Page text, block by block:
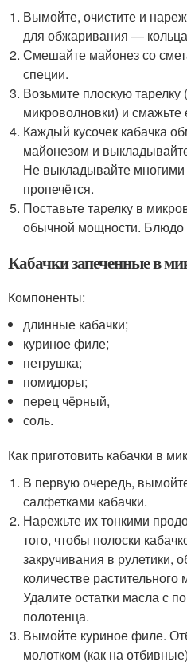
Вымойте, очистите и
для обжаривания —
Смешайте майонез со
специи.
Возьмите плоскую тарелку
микроволновки) и
Каждый кусочек кабачка
майонезом и
Не выкладывайте многими
пропечётся.
Поставьте тарелку в
обычной мощности. Блюдо
Кабачки запеченные в
Компоненты:
длинные кабачки;
куриное филе;
петрушка;
помидоры;
перец чёрный,
соль.
Как приготовить кабачки в
В первую очередь,
салфетками кабачки.
Нарежьте их тонкими
того, чтобы полоски
закручивания в рулетики,
количестве
Удалите остатки масла с
полотенца.
Вымойте куриное филе.
молотком (как на